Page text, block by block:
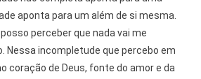
aponta para um além de si mesma.
perceber que nada vai me
Nessa incompletude que percebo em
coração de Deus, fonte do amor e da